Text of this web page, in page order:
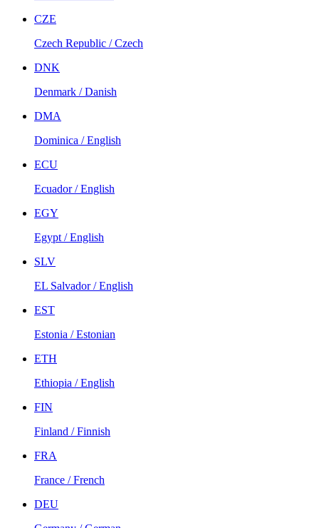
CZE
Czech Republic / Czech
DNK
Denmark / Danish
DMA
Dominica / English
ECU
Ecuador / English
EGY
Egypt / English
SLV
EL Salvador / English
EST
Estonia / Estonian
ETH
Ethiopia / English
FIN
Finland / Finnish
FRA
France / French
DEU